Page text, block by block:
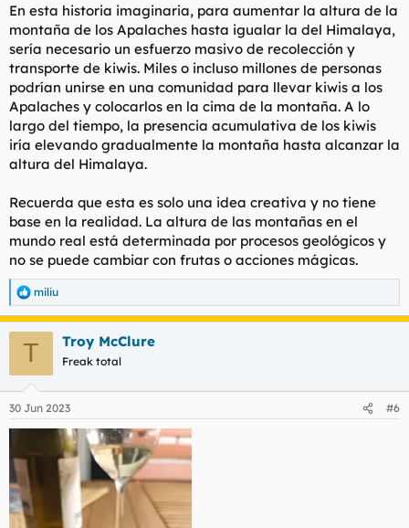
En esta historia imaginaria, para aumentar la altura de la
montaña de los Apalaches hasta igualar la del Himalaya,
sería necesario un esfuerzo masivo de recolección y
transporte de kiwis. Miles o incluso millones de personas
podrían unirse en una comunidad para llevar kiwis a los
Apalaches y colocarlos en la cima de la montaña. A lo
largo del tiempo, la presencia acumulativa de los kiwis
iría elevando gradualmente la montaña hasta alcanzar la
altura del Himalaya.
Recuerda que esta es solo una idea creativa y no tiene
base en la realidad. La altura de las montañas en el
mundo real está determinada por procesos geológicos y
no se puede cambiar con frutas o acciones mágicas.
R
e
a
e
s
miliu
T Troy McClure
Freak total
30 Jun 2023 #6